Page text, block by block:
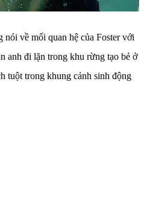
về mối quan hệ của Foster với
anh đi lặn trong khu rừng tạo bẻ ở
tuột trong khung cảnh sinh động